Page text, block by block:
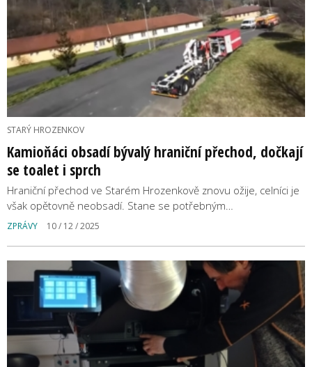
STARÝ HROZENKOV
Kamioňáci obsadí bývalý hraniční přechod, dočkají
se toalet i sprch
Hraniční přechod ve Starém Hrozenkově znovu ožije, celníci je
však opětovně neobsadí. Stane se potřebným…
ZPRÁVY 10 / 12 / 2025